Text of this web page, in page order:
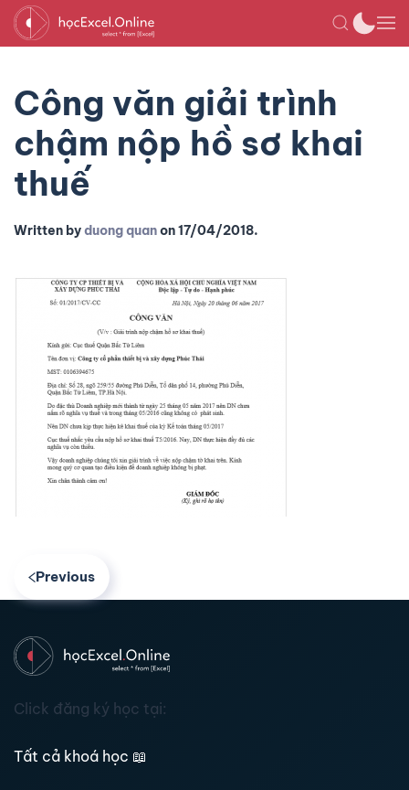
Công văn giải trình
chậm nộp hồ sơ khai
thuế
Written byduong quanon17/04/2018.
Previous
Click đăng ký học tại:
Tất cả khoá học 📖